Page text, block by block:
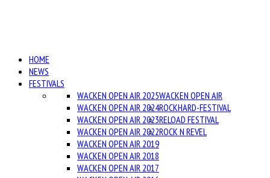
HOME
NEWS
FESTIVALS
WACKEN OPEN AIR
WACKEN OPEN AIR 2025
WACKEN OPEN AIR 2024
WACKEN OPEN AIR 2023
WACKEN OPEN AIR 2022
WACKEN OPEN AIR 2019
WACKEN OPEN AIR 2018
WACKEN OPEN AIR 2017
ROCKHARD-FESTIVAL
RELOAD FESTIVAL
ROCK N REVEL